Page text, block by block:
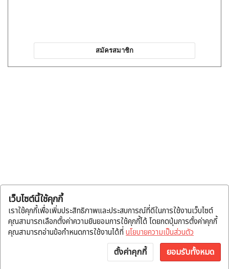
แจ้งโอน บัญชี พูดคุย
เว็บไซต์นี้ใช้คุกกี้
เราใช้คุกกี้เพื่อเพิ่มประสิทธิภาพและประสบการณ์ที่ดีในการใช้งานเว็บไซต์
คุณสามารถเลือกตั้งค่าความยินยอมการใช้คุกกี้ได้ โดยกดปุ่มการตั้งค่าคุกกี้
คุณสามารถอ่านข้อกำหนดการใช้งานได้ที่ นโยบายความเป็นส่วนตัว
ตั้งค่าคุกกี้ ยอมรับทั้งหมด
สมัครสมาชิก